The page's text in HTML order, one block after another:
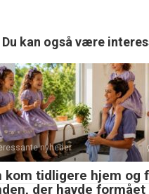
Du kan også være
nyheder
kom tidligere hjem og
der havde formået